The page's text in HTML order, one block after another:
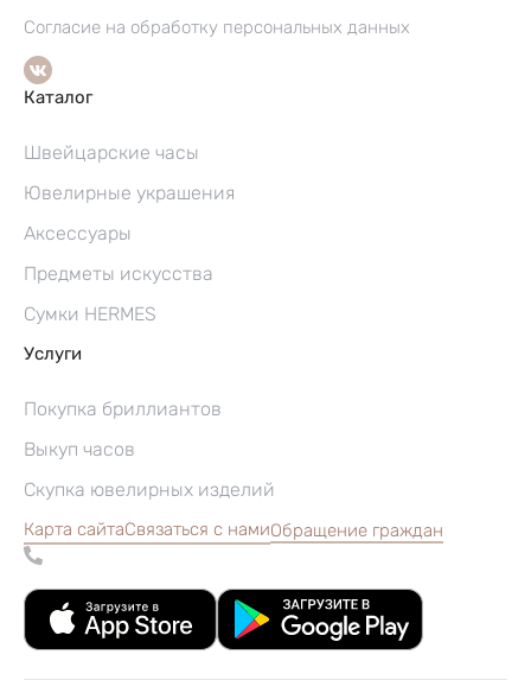
Согласие на обработку персональных данных
Каталог
Швейцарские часы
Ювелирные украшения
Аксессуары
Предметы искусства
Сумки HERMES
Услуги
Покупка бриллиантов
Выкуп часов
Скупка ювелирных изделий
Карта сайтаСвязаться с намиОбращение граждан